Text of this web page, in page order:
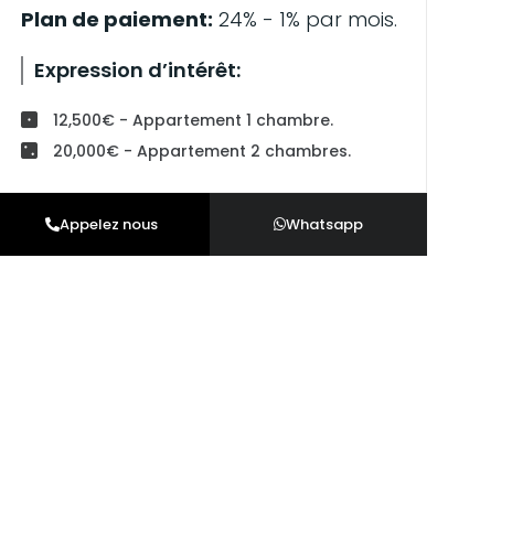
Plan de paiement: 24% - 1% par mois.
Expression d’intérêt:
12,500€ - Appartement 1 chambre.
20,000€ - Appartement 2 chambres.
Appelez nous Whatsapp